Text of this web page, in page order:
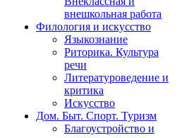
внешкольная работа
Филология и искусство
Языкознание
Риторика. Культура
речи
Литературоведение и
критика
Искусство
Дом. Быт. Спорт. Туризм
Благоустройство и